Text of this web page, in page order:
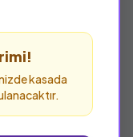
kasada
eserleri bu